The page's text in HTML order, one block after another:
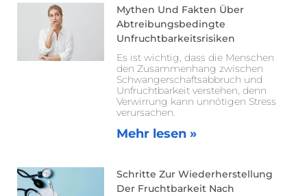
Mythen Und Fakten Über
Abtreibungsbedingte
Unfruchtbarkeitsrisiken
Es ist wichtig, dass die Menschen
den Zusammenhang zwischen
Schwangerschaftsabbruch und
Unfruchtbarkeit verstehen, denn
Verwirrung kann unnötigen Stress
verursachen.
Mehr lesen »
Schritte Zur Wiederherstellung
Der Fruchtbarkeit Nach